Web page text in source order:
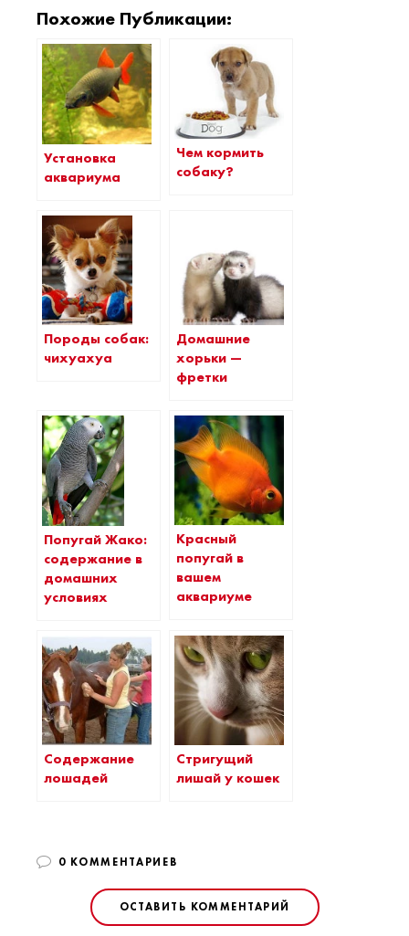
Похожие Публикации:
Установка
аквариума
Чем кормить
собаку?
Породы собак:
чихуахуа
Домашние
хорьки —
фретки
Попугай Жако:
содержание в
домашних
условиях
Красный
попугай в
вашем
аквариуме
Содержание
лошадей
Стригущий
лишай у кошек
0 КОММЕНТАРИЕВ
ОСТАВИТЬ КОММЕНТАРИЙ